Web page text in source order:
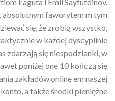
Łaguta i Emil Sayfutdinov.
faworytem m tym
się, że zrobią wszystko,
w każdej dyscyplinie
zdarzają się niespodzianki, w
poniżej one 10 kończą się
zakładów online em naszej
a także środki pieniężne.